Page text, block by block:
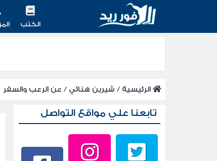
الكتب
الرئيسية / شيرين هنائي / عن الرعب والسفر
تابعنا علي مواقع التواصل